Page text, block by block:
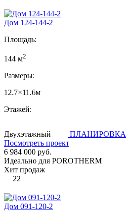
Дом 124-144-2
Площадь:
144 м2
Размеры:
12.7×11.6м
Этажей:
Двухэтажный
ПЛАНИРОВКА
Посмотреть проект
6 984 000 руб.
Идеально для POROTHERM
Хит продаж
22
Дом 091-120-2